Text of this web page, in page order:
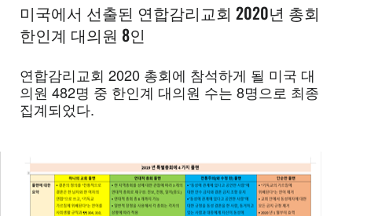
미국에서 선출된 연합감리교회 2020년 총회
한인계 대의원 8인
연합감리교회 2020 총회에 참석하게 될 미국 대
의원 482명 중 한인계 대의원 수는 8명으로 최종
집계되었다.